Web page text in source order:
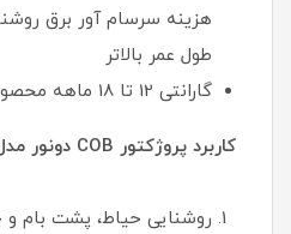
هزینه سرسام آور برق
طول عمر بالاتر
گارانتی 12 تا 18 ماهه محصولات
کاربرد پروژکتور COB دونور مدل کیان
روشنایی حیاط، پشت بام